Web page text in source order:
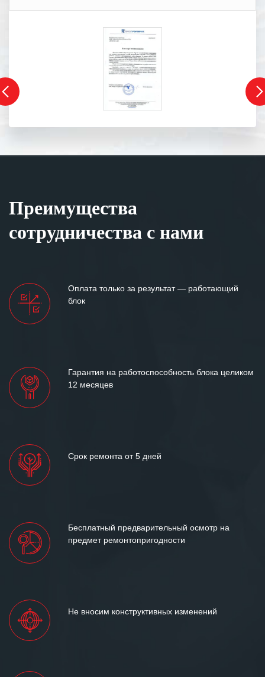
Преимущества
сотрудничества с нами
Оплата только за результат — работающий
блок
Гарантия на работоспособность блока целиком
12 месяцев
Срок ремонта от 5 дней
Бесплатный предварительный осмотр на
предмет ремонтопригодности
Не вносим конструктивных изменений